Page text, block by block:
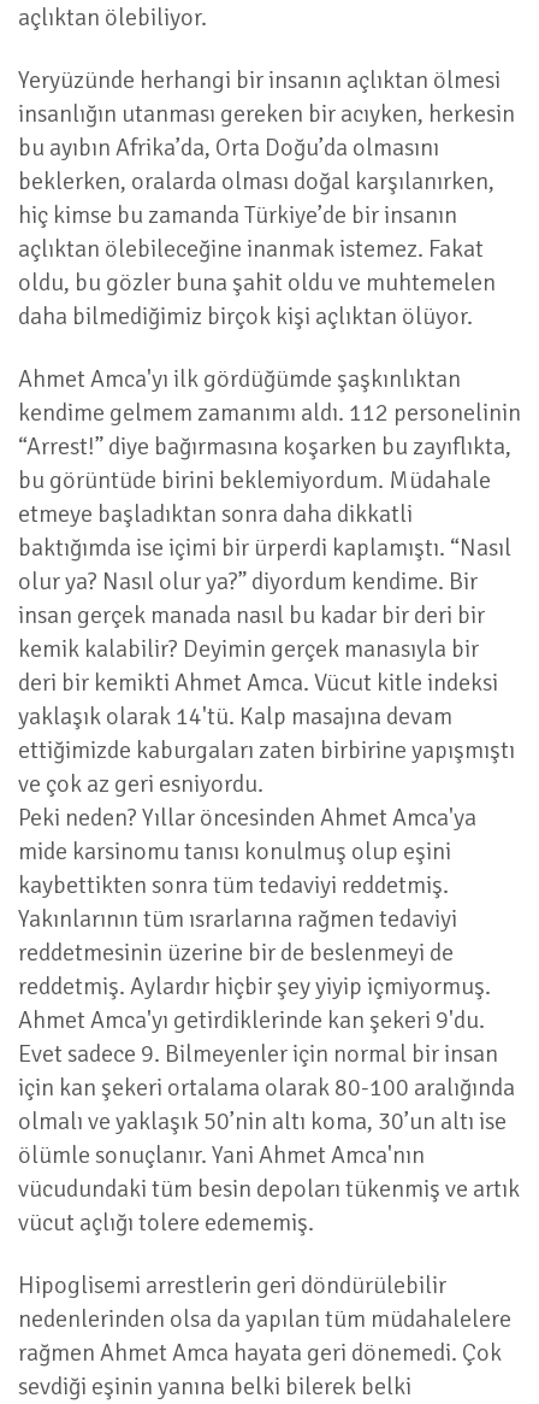
açlıktan ölebiliyor.
Yeryüzünde herhangi bir insanın açlıktan ölmesi
insanlığın utanması gereken bir acıyken, herkesin
bu ayıbın Afrika’da, Orta Doğu’da olmasını
beklerken, oralarda olması doğal karşılanırken,
hiç kimse bu zamanda Türkiye’de bir insanın
açlıktan ölebileceğine inanmak istemez. Fakat
oldu, bu gözler buna şahit oldu ve muhtemelen
daha bilmediğimiz birçok kişi açlıktan ölüyor.
Ahmet Amca'yı ilk gördüğümde şaşkınlıktan
kendime gelmem zamanımı aldı. 112 personelinin
“Arrest!” diye bağırmasına koşarken bu zayıflıkta,
bu görüntüde birini beklemiyordum. Müdahale
etmeye başladıktan sonra daha dikkatli
baktığımda ise içimi bir ürperdi kaplamıştı. “Nasıl
olur ya? Nasıl olur ya?” diyordum kendime. Bir
insan gerçek manada nasıl bu kadar bir deri bir
kemik kalabilir? Deyimin gerçek manasıyla bir
deri bir kemikti Ahmet Amca. Vücut kitle indeksi
yaklaşık olarak 14'tü. Kalp masajına devam
ettiğimizde kaburgaları zaten birbirine yapışmıştı
ve çok az geri esniyordu.
Peki neden? Yıllar öncesinden Ahmet Amca'ya
mide karsinomu tanısı konulmuş olup eşini
kaybettikten sonra tüm tedaviyi reddetmiş.
Yakınlarının tüm ısrarlarına rağmen tedaviyi
reddetmesinin üzerine bir de beslenmeyi de
reddetmiş. Aylardır hiçbir şey yiyip içmiyormuş.
Ahmet Amca'yı getirdiklerinde kan şekeri 9'du.
Evet sadece 9. Bilmeyenler için normal bir insan
için kan şekeri ortalama olarak 80-100 aralığında
olmalı ve yaklaşık 50’nin altı koma, 30’un altı ise
ölümle sonuçlanır. Yani Ahmet Amca'nın
vücudundaki tüm besin depoları tükenmiş ve artık
vücut açlığı tolere edememiş.
Hipoglisemi arrestlerin geri döndürülebilir
nedenlerinden olsa da yapılan tüm müdahalelere
rağmen Ahmet Amca hayata geri dönemedi. Çok
sevdiği eşinin yanına belki bilerek belki